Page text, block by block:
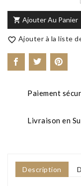
 Ajouter Au Panier
 Ajouter à la liste
Paiement
Livraison en
Description